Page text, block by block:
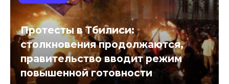
Протесты в Тбилиси:
столкновения продолжаются,
правительство вводит режим
повышенной готовности